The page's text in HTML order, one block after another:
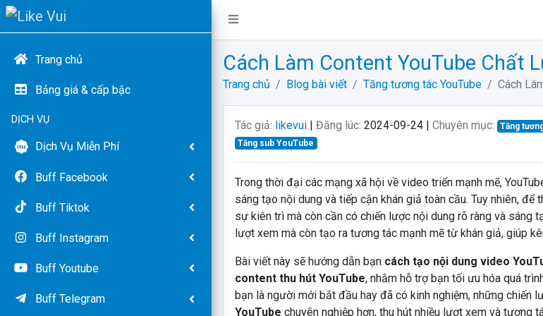
Trang chủ
Bảng giá & cấp bậc
DỊCH VỤ
Dịch Vụ Miễn Phí
Buff Facebook
Buff Tiktok
Buff Instagram
Buff Youtube
Buff Telegram
Cách Làm Content YouTube Chất
Trang chủ Blog bài viết Tăng tương tác YouTube Cách
Tác giả: likevui| Đăng lúc: 2024-09-24 | Chuyên mục: Tăng
Tăng sub YouTube
Trong thời đại các mạng xã hội về video triển mạnh mẽ,
sáng tạo nội dung và tiếp cận khán giả toàn cầu. Tuy nhiên, để
sự kiên trì mà còn cần có chiến lược nội dung rõ ràng và sáng
lượt xem mà còn tạo ra tương tác mạnh mẽ từ khán giả, giúp
Bài viết này sẽ hướng dẫn bạn cách tạo nội dung video
content thu hút YouTube, nhằm hỗ trợ bạn tối ưu hóa quá
bạn là người mới bắt đầu hay đã có kinh nghiệm, những chiến
YouTube chuyên nghiệp hơn, thu hút nhiều lượt xem và tương